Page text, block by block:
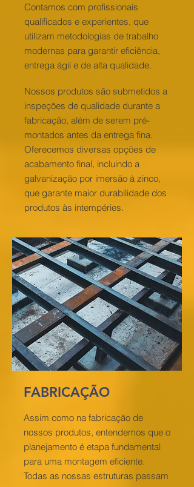
Contamos com profissionais
qualificados e experientes, que
utilizam metodologias de trabalho
modernas para garantir eficiência,
entrega ágil e de alta qualidade.
Nossos produtos são submetidos a
inspeções de qualidade durante a
fabricação, além de serem pré-
montados antes da entrega fina.
Oferecemos diversas opções de
acabamento final, incluindo a
galvanização por imersão à zinco,
que garante maior durabilidade dos
produtos às intempéries.
FABRICAÇÃO
Assim como na fabricação de
nossos produtos, entendemos que o
planejamento é etapa fundamental
para uma montagem eficiente.
Todas as nossas estruturas passam